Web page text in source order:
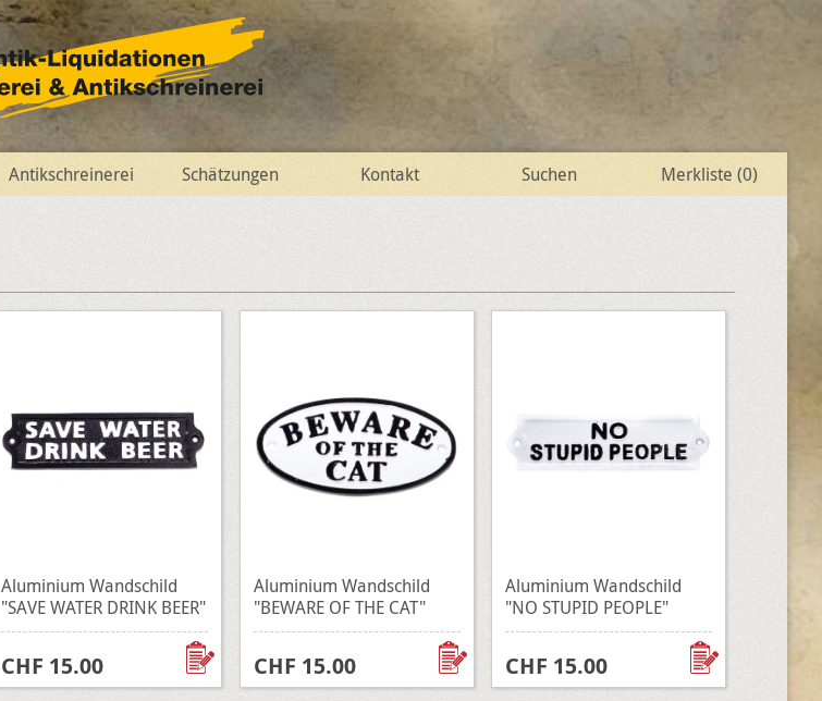
Antikschreinerei Schätzungen Kontakt Suchen Merkliste (0)
Aluminium Wandschild
"SAVE WATER DRINK BEER"
CHF 15.00
Aluminium Wandschild
"BEWARE OF THE CAT"
CHF 15.00
Aluminium Wandschild
"NO STUPID PEOPLE"
CHF 15.00